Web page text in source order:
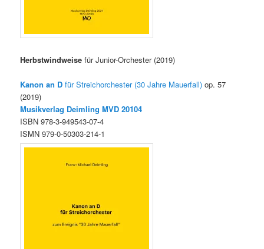
Herbstwindweise für Junior-Orchester (2019)
Kanon an D für Streichorchester (30 Jahre Mauerfall) op. 57
(2019)
Musikverlag Deimling MVD 20104
ISBN 978-3-949543-07-4
ISMN 979-0-50303-214-1